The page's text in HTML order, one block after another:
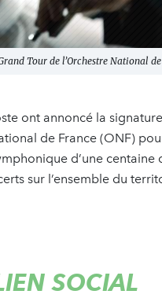
Tour de l’Orchestre National
ont annoncé la
de France (ONF)
d’une centaine
sur l’ensemble du
SOCIAL